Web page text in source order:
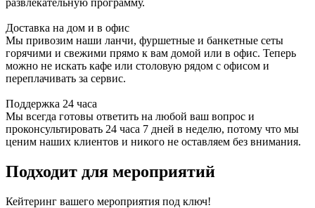
Доставка на дом и в офис
Мы привозим наши ланчи, фуршетные и банкетные сеты
горячими и свежими прямо к вам домой или в офис. Теперь
можно не искать кафе или столовую рядом с офисом и
переплачивать за сервис.
Поддержка 24 часа
Мы всегда готовы ответить на любой ваш вопрос и
проконсультировать 24 часа 7 дней в неделю, потому что мы
ценим наших клиентов и никого не оставляем без внимания.
Подходит для мероприятий
Кейтеринг вашего мероприятия под ключ!